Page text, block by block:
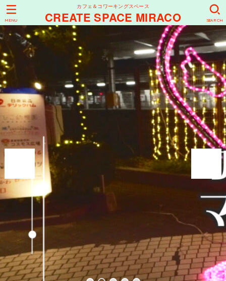
カフェ＆コワーキングスペース
CREATE SPACE MIRACO SEARCH
MENU